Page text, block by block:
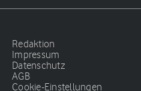
Redaktion
Impressum
Datenschutz
AGB
Cookie-Einstellungen